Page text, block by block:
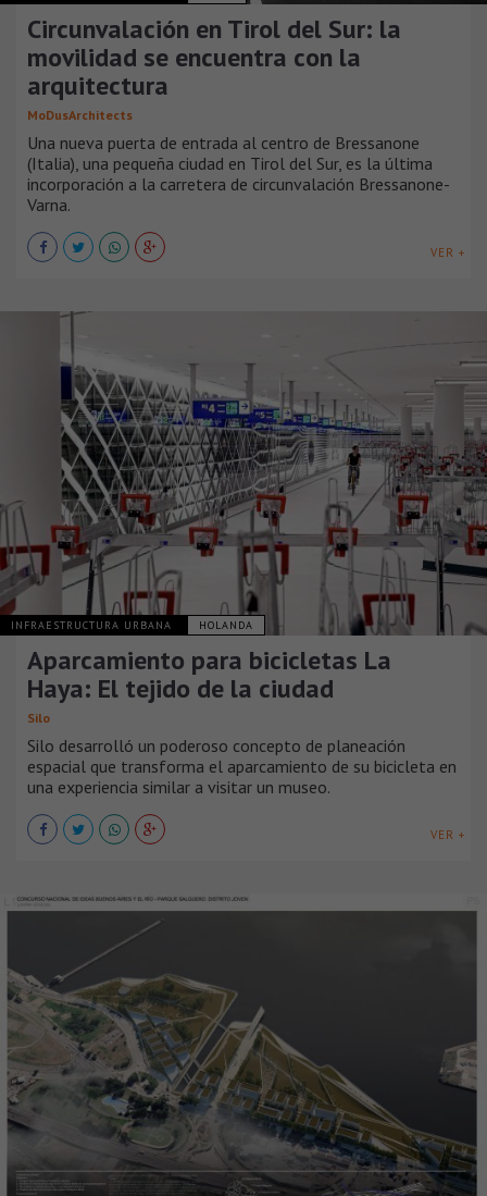
Circunvalación en Tirol del Sur: la
movilidad se encuentra con la
arquitectura
MoDusArchitects
Una nueva puerta de entrada al centro de Bressanone
(Italia), una pequeña ciudad en Tirol del Sur, es la última
incorporación a la carretera de circunvalación Bressanone-
Varna.
VER +
INFRAESTRUCTURA URBANA HOLANDA
Aparcamiento para bicicletas La
Haya: El tejido de la ciudad
Silo
Silo desarrolló un poderoso concepto de planeación
espacial que transforma el aparcamiento de su bicicleta en
una experiencia similar a visitar un museo.
VER +